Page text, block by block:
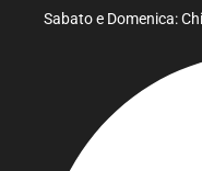
Sabato e Domenica: